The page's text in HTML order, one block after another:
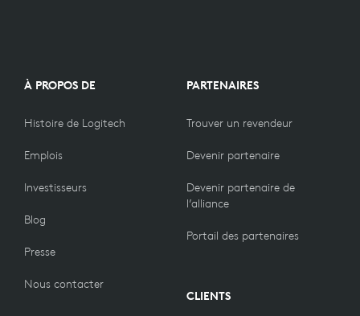
À PROPOS DE
Histoire de Logitech
Emplois
Investisseurs
Blog
Presse
Nous contacter
PARTENAIRES
Trouver un revendeur
Devenir partenaire
Devenir partenaire de
l’alliance
Portail des partenaires
CLIENTS